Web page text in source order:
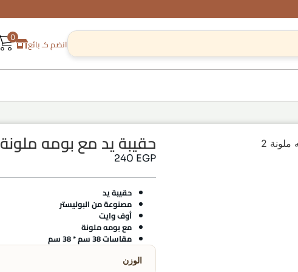
انضم كـ بائع 0
2 حقيبة يد مع بومه ملونة 2
240 EGP
حقيبة يد
مصنوعة من البوليستر
أوف وايت
مع بومه ملونة
مقاسات 38 سم * 38 سم
الوزن